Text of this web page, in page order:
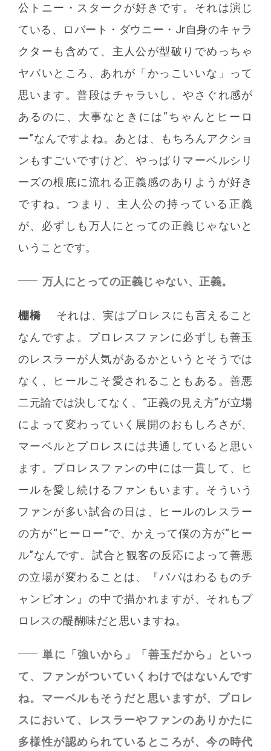
公トニー・スタークが好きです。それは演じ
ている、ロバート・ダウニー・Jr自身のキャラ
クターも含めて、主人公が型破りでめっちゃ
ヤバいところ、あれが「かっこいいな」って
思います。普段はチャラいし、やさぐれ感が
あるのに、大事なときには“ちゃんとヒーロ
ー”なんですよね。あとは、もちろんアクショ
ンもすごいですけど、やっぱりマーベルシリ
ーズの根底に流れる正義感のありようが好き
ですね。つまり、主人公の持っている正義
が、必ずしも万人にとっての正義じゃないと
いうことです。
万人にとっての正義じゃない、正義。
棚橋
それは、実はプロレスにも言えること
なんですよ。プロレスファンに必ずしも善玉
のレスラーが人気があるかというとそうでは
なく、ヒールこそ愛されることもある。善悪
二元論では決してなく、“正義の見え方”が立場
によって変わっていく展開のおもしろさが、
マーベルとプロレスには共通していると思い
ます。プロレスファンの中には一貫して、ヒ
ールを愛し続けるファンもいます。そういう
ファンが多い試合の日は、ヒールのレスラー
の方が“ヒーロー”で、かえって僕の方が“ヒー
ル”なんです。試合と観客の反応によって善悪
の立場が変わることは、『パパはわるものチ
ャンピオン』の中で描かれますが、それもプ
ロレスの醍醐味だと思いますね。
単に「強いから」「善玉だから」といっ
て、ファンがついていくわけではないんです
ね。マーベルもそうだと思いますが、プロレ
スにおいて、レスラーやファンのありかたに
多様性が認められているところが、今の時代